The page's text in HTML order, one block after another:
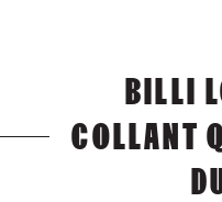
BILLI
COLLANT